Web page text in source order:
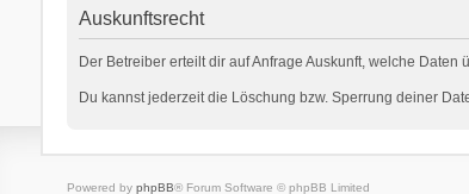
Auskunftsrecht
Der Betreiber erteilt dir auf Anfrage Auskunft, welche Daten
Du kannst jederzeit die Löschung bzw. Sperrung deiner
Powered by phpBB® Forum Software © phpBB Limited